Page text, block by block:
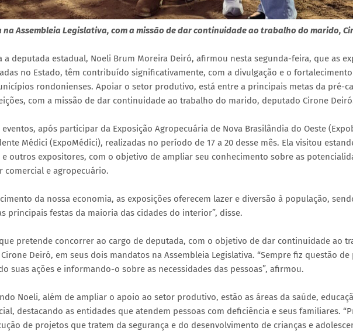
Assembleia Legislativa, com a missão de dar continuidade ao trabalho do marido,
a deputada estadual, Noeli Brum Moreira Deiró, afirmou nesta segunda-feira, que as
no Estado, têm contribuído significativamente, com a divulgação e o
rondonienses. Apoiar o setor produtivo, está entre a principais metas da pré-
com a missão de dar continuidade ao trabalho do marido, deputado Cirone
após participar da Exposição Agropecuária de Nova Brasilândia do Oeste
Médici (ExpoMédici), realizadas no período de 17 a 20 desse mês. Ela visitou
outros expositores, com o objetivo de ampliar seu conhecimento sobre as
comercial e agropecuário.
da nossa economia, as exposições oferecem lazer e diversão à população,
principais festas da maioria das cidades do interior”, disse.
pretende concorrer ao cargo de deputada, com o objetivo de dar continuidade ao
Deiró, em seus dois mandatos na Assembleia Legislativa. “Sempre fiz questão
suas ações e informando-o sobre as necessidades das pessoas”, afirmou.
Noeli, além de ampliar o apoio ao setor produtivo, estão as áreas da saúde,
destacando as entidades que atendem pessoas com deficiência e seus familiares.
de projetos que tratem da segurança e do desenvolvimento de crianças e